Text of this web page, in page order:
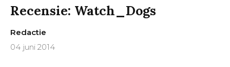
Recensie: Watch_Dogs
Redactie
04 juni 2014